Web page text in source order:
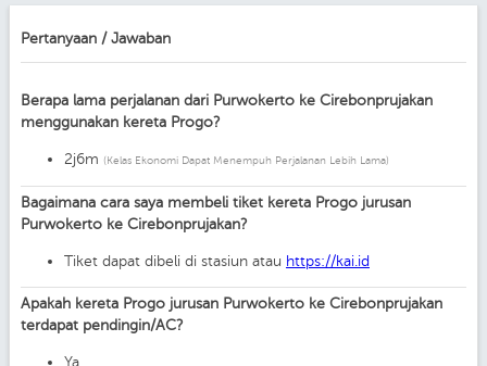
Pertanyaan / Jawaban
Berapa lama perjalanan dari Purwokerto ke Cirebonprujakan
menggunakan kereta Progo?
2j6m (Kelas Ekonomi Dapat Menempuh Perjalanan Lebih Lama)
Bagaimana cara saya membeli tiket kereta Progo jurusan
Purwokerto ke Cirebonprujakan?
Tiket dapat dibeli di stasiun atau https://kai.id
Apakah kereta Progo jurusan Purwokerto ke Cirebonprujakan
terdapat pendingin/AC?
Ya